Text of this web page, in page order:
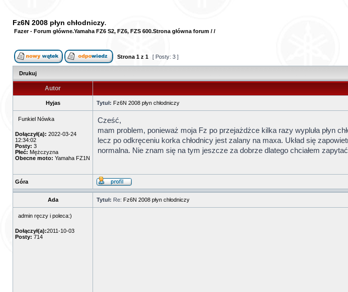
Fz6N 2008 płyn chłodniczy
Strona główna forum /
Fazer - Forum główne /
Yamaha FZ6 S2, FZ6, FZS 600
Strona 1 z 1 [ Posty: 3 ]
Drukuj
Autor
Hyjas Tytuł: Fz6N 2008 płyn chłodniczy
Funkiel Nówka
Dołączył(a): 2022-03-24
12:34:02
Posty: 3
Płeć: Mężczyzna
Obecne moto: Yamaha FZ1N
Cześć,
mam problem, ponieważ moja Fz po przejażdżce kilka razy wypluła płyn
lecz po odkręceniu korka chłodnicy jest zalany na maxa. Układ się
normalna. Nie znam się na tym jeszcze za dobrze dlatego chciałem
Góra
Ada Tytuł: Re: Fz6N 2008 płyn chłodniczy
admin ręczy i poleca:)
Dołączył(a):2011-10-03
Posty: 714